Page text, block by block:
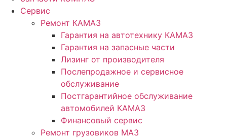
Сервис
Ремонт КАМАЗ
Гарантия на автотехнику КАМАЗ
Гарантия на запасные части
Лизинг от производителя
Послепродажное и сервисное
обслуживание
Постгарантийное обслуживание
автомобилей КАМАЗ
Финансовый сервис
Ремонт грузовиков МАЗ